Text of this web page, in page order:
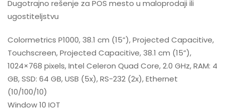
Dugotrajno rešenje za POS mesto u maloprodaji ili
ugostiteljstvu
Colormetrics P1000, 38.1 cm (15”), Projected Capacitive,
Touchscreen, Projected Capacitive, 38.1 cm (15”),
1024×768 pixels, Intel Celeron Quad Core, 2.0 GHz, RAM: 4
GB, SSD: 64 GB, USB (5x), RS-232 (2x), Ethernet
(10/100/10)
Window 10 IOT